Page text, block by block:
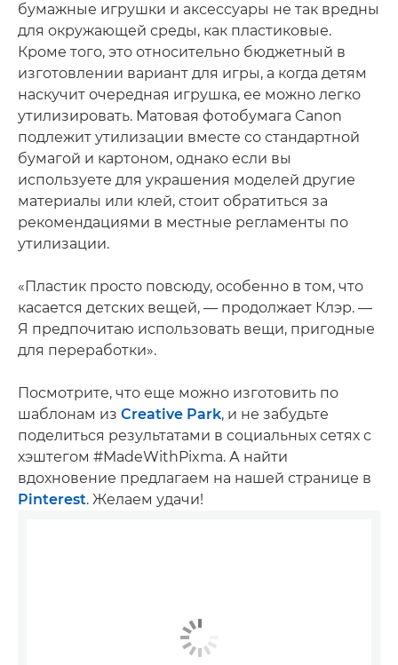
бумажные игрушки и аксессуары не так вредны
для окружающей среды, как пластиковые.
Кроме того, это относительно бюджетный в
изготовлении вариант для игры, а когда детям
наскучит очередная игрушка, ее можно легко
утилизировать. Матовая фотобумага Canon
подлежит утилизации вместе со стандартной
бумагой и картоном, однако если вы
используете для украшения моделей другие
материалы или клей, стоит обратиться за
рекомендациями в местные регламенты по
утилизации.
«Пластик просто повсюду, особенно в том, что
касается детских вещей, — продолжает Клэр. —
Я предпочитаю использовать вещи, пригодные
для переработки».
Посмотрите, что еще можно изготовить по
шаблонам из Creative Park, и не забудьте
поделиться результатами в социальных сетях с
хэштегом #MadeWithPixma. А найти
вдохновение предлагаем на нашей странице в
Pinterest. Желаем удачи!